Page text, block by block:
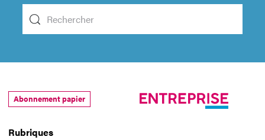
Rubriques
Abonnement papier